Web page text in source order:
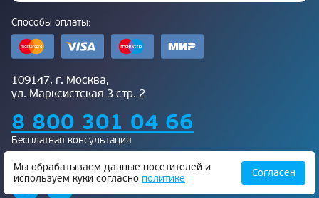
Способы оплаты:
109147, г. Москва,
ул. Марксистская 3 стр. 2
8 800 301 04 66
Бесплатная консультация
Мы обрабатываем данные посетителей и
используем куки согласно политике Согласен